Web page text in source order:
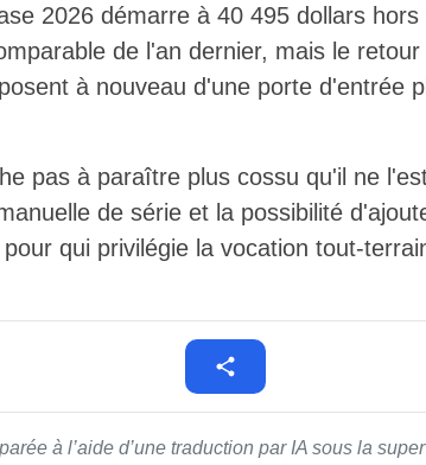
2026 démarre à 40 495 dollars
de l'an dernier, mais le
à nouveau d'une porte d'entrée
pas à paraître plus cossu qu'il ne
de série et la possibilité
qui privilégie la vocation tout-
à l’aide d’une traduction par IA sous la